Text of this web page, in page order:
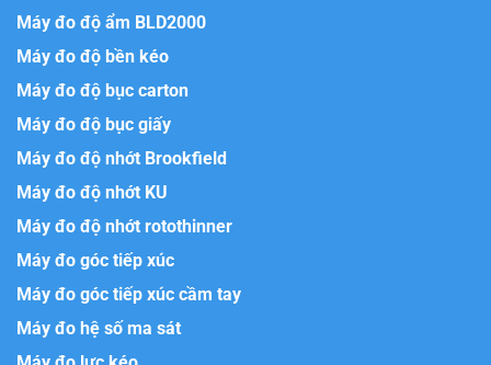
Máy đo độ ẩm BLD2000
Máy đo độ bền kéo
Máy đo độ bục carton
Máy đo độ bục giấy
Máy đo độ nhớt Brookfield
Máy đo độ nhớt KU
Máy đo độ nhớt rotothinner
Máy đo góc tiếp xúc
Máy đo góc tiếp xúc cầm tay
Máy đo hệ số ma sát